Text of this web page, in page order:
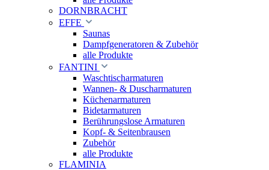
DORNBRACHT
EFFE
Saunas
Dampfgeneratoren & Zubehör
alle Produkte
FANTINI
Waschtischarmaturen
Wannen- & Duscharmaturen
Küchenarmaturen
Bidetarmaturen
Berührungslose Armaturen
Kopf- & Seitenbrausen
Zubehör
alle Produkte
FLAMINIA